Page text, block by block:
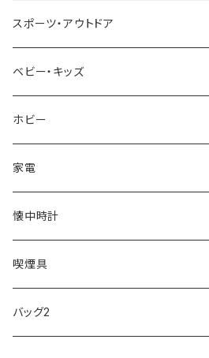
NIXON
AVALANCHE
ORIENT
ZEPPELIN
SKAGEN
FOOTBALL WATCHES
ARCA FUTURA
DIESEL
ALV
Merge
ETTINGER
COACH
BVLGARI
VANQUISH
22designstudio
BOTTEGA VENETA
EMPORIO ARMANI
CALVIN KLEIN
DANIEL WELLINGTON
SWAROVSKI
VIVIENNE WESTWOOD
NEWYORKER
OROBIANCO
Ellese
COLEMAN
MONTBLANC
Fashion Accessory Cllection
ISLAND
BEAMZSQUARE
BLAZER CLUB
ANDY HAWARD
G GUSTO
GULLWING
LESPORTSAC
PRADA
CITIZEN
BRAUN
RHYTHM
BLOSSOM
MONDAINE
MAWA
その他
Helios
VALENTINO VISCANI
LAMY
WATERMAN
PARKER
PELIKAN
CROSS
MONTBLANC
SWAROVSKI
スポーツ・アウトドア
Trangia
Barebones
FEUERHAND
CASIO
ベビー・キッズ
ふわりぃ
ERGO BABY
ホビー
その他
AMOS
OMMIX
COACH
家電
CREATE
TORAY
OMRON
懐中時計
MONDAINE
喫煙具
ZIPPO
バッグ2